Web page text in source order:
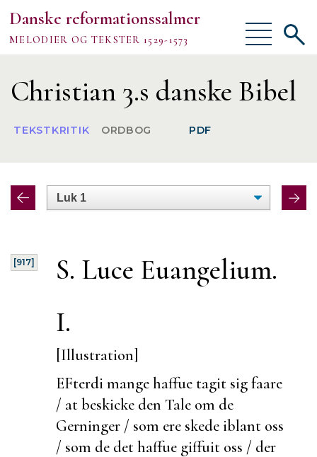
Danske reformationssalmer
MELODIER OG TEKSTER 1529-1573
Vis/skjul
menu
Om
TEKSTER
MELODIER
Vis/
Christian 3.s danske Bibel
TEKSTKRITIK ORDBOG PDF
[917]
S. Luce Euangelium.
I.
[Illustration]
EFterdi mange haffue tagit sig faare
/ atbeskicke den Tale om de
Gerninger / som ere skede iblant oss
/ som de det haffue giffuit oss / der